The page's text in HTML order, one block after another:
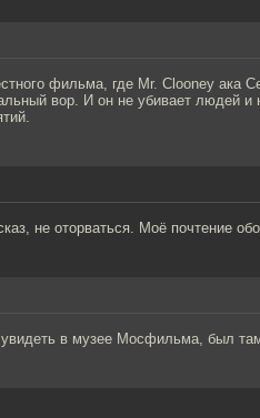
фильма, где Mr. Clooney ака
вор. И он не убивает людей
не оторваться. Моё почтение
в музее Мосфильма, был